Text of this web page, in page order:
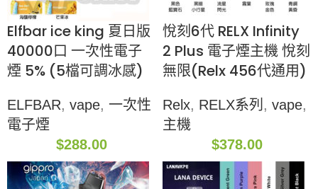
Elfbar ice king 夏日版
40000口 一次性電子
煙 5% (5檔可調冰感)
ELFBAR, vape, 一次性
電子煙
$288.00
悅刻6代 RELX Infinity
2 Plus 電子煙主機 悅刻
無限(Relx 456代通用)
Relx, RELX系列 , vape,
主機
$378.00